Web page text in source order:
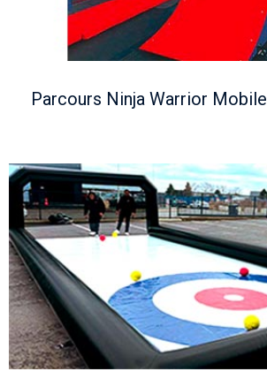
Parcours Ninja Warrior Mobile